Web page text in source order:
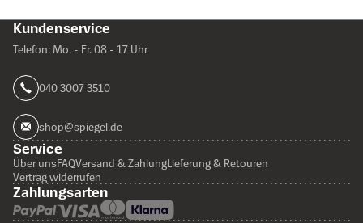
Kundenservice
Telefon: Mo. - Fr. 08 - 17 Uhr
040 3007 3510
shop@spiegel.de
Service
Über unsFAQVersand & ZahlungLieferung & Retouren
Vertrag widerrufen
Zahlungsarten